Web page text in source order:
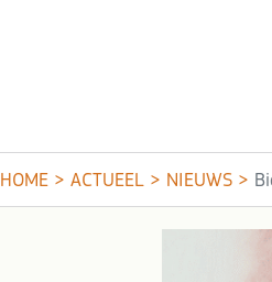
HOME > ACTUEEL > NIEUWS >